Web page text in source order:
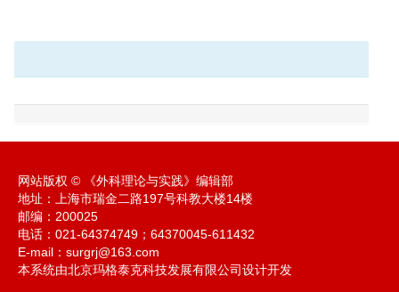
网站版权 © 《外科理论与实践》编辑部
地址：上海市瑞金二路197号科教大楼14楼
邮编：200025
电话：021-64374749；64370045-611432
E-mail： surgrj@163.com
本系统由北京玛格泰克科技发展有限公司设计开发